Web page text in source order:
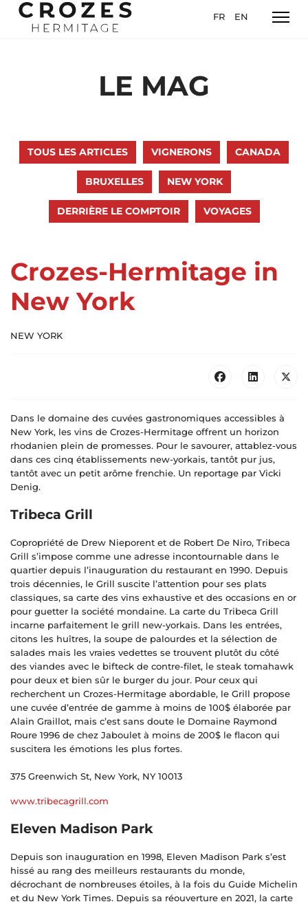
Sélectionnez votre
FR EN
LE MAG
TOUS LES ARTICLES VIGNERONS CANADA
BRUXELLES NEW YORK
DERRIÈRE LE COMPTOIR VOYAGES
Crozes-Hermitage in
New York
NEW YORK
Dans le domaine des cuvées gastronomiques accessibles à
New York, les vins de Crozes-Hermitage offrent un horizon
rhodanien plein de promesses. Pour le savourer, attablez-vous
dans ces cinq établissements new-yorkais, tantôt pur jus,
tantôt avec un petit arôme frenchie. Un reportage par Vicki
Denig.
Tribeca Grill
Copropriété de Drew Nieporent et de Robert De Niro, Tribeca
Grill s’impose comme une adresse incontournable dans le
quartier depuis l’inauguration du restaurant en 1990. Depuis
trois décennies, le Grill suscite l’attention pour ses plats
classiques, sa carte des vins exhaustive et des occasions en or
pour guetter la société mondaine. La carte du Tribeca Grill
incarne parfaitement le grill new-yorkais. Dans les entrées,
citons les huîtres, la soupe de palourdes et la sélection de
salades mais les vraies vedettes se trouvent plutôt du côté
des viandes avec le bifteck de contre-filet, le steak tomahawk
pour deux et bien sûr le burger du jour. Pour ceux qui
recherchent un Crozes-Hermitage abordable, le Grill propose
une cuvée d’entrée de gamme à moins de 100$ élaborée par
Alain Graillot, mais c’est sans doute le Domaine Raymond
Roure 1996 de chez Jaboulet à moins de 200$ le flacon qui
suscitera les émotions les plus fortes.
375 Greenwich St, New York, NY 10013
www.tribecagrill.com
Eleven Madison Park
Depuis son inauguration en 1998, Eleven Madison Park s’est
hissé au rang des meilleurs restaurants du monde,
décrochant de nombreuses étoiles, à la fois du Guide Michelin
et du New York Times. Depuis sa réouverture en 2021, la carte